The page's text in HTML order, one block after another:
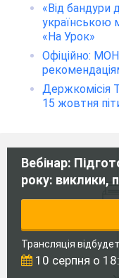
«Від бандури
українською
«На Урок»
Офіційно: МОН
Держкомісія
15 жовтня
Вебінар:
року: виклики,
Трансляція
10 серпня о